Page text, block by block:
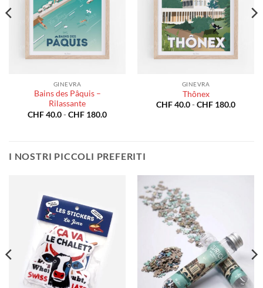
GINEVRA
Bains des Pâquis –
Rilassante
CHF40.0-CHF 180.0Fascia
a
CHF 180.0
GINEVRA
Thônex
CHF40.0-CHF 180.0Fascia
I NOSTRI PICCOLI PREFERITI